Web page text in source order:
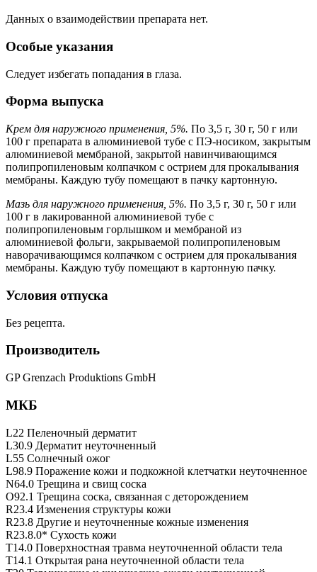
Данных о взаимодействии препарата нет.
Особые указания
Следует избегать попадания в глаза.
Форма выпуска
Крем для наружного применения, 5%. По 3,5 г, 30 г, 50 г или
100 г препарата в алюминиевой тубе с ПЭ-носиком, закрытым
алюминиевой мембраной, закрытой навинчивающимся
полипропиленовым колпачком с острием для прокалывания
мембраны. Каждую тубу помещают в пачку картонную.
Мазь для наружного применения, 5%. По 3,5 г, 30 г, 50 г или
100 г в лакированной алюминиевой тубе с
полипропиленовым горлышком и мембраной из
алюминиевой фольги, закрываемой полипропиленовым
наворачивающимся колпачком с острием для прокалывания
мембраны. Каждую тубу помещают в картонную пачку.
Условия отпуска
Без рецепта.
Производитель
GP Grenzach Produktions GmbH
МКБ
L22 Пеленочный дерматит
L30.9 Дерматит неуточненный
L55 Солнечный ожог
L98.9 Поражение кожи и подкожной клетчатки неуточненное
N64.0 Трещина и свищ соска
O92.1 Трещина соска, связанная с деторождением
R23.4 Изменения структуры кожи
R23.8 Другие и неуточненные кожные изменения
R23.8.0* Сухость кожи
T14.0 Поверхностная травма неуточненной области тела
T14.1 Открытая рана неуточненной области тела